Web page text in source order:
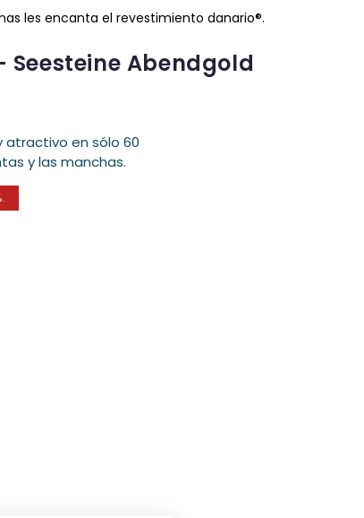
les encanta el revestimiento danario®.
Abendgold
atractivo en sólo 60
y las manchas.